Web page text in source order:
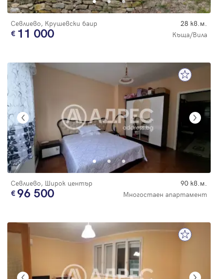
Севлиево, Крушевски баир 28 кв.м.
11 000 Къща/Вила
Севлиево, Широк център 90 кв.м.
96 500 Многостаен апартамент